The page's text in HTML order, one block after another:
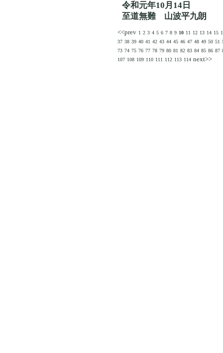
令和元年10月14日
至道無難 山波平九朗
<<prev 1 2 3 4 5 6 7 8 9 10 11 12 13 14 15
37 38 39 40 41 42 43 44 45 46 47 48 49 50 51
73 74 75 76 77 78 79 80 81 82 83 84 85 86 87
107 108 109 110 111 112 113 114 next>>